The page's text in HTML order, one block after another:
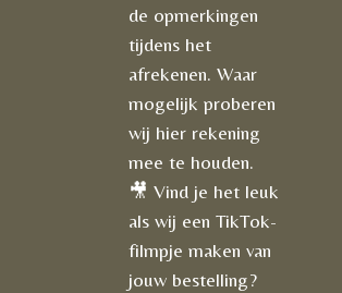
de opmerkingen
tijdens het
afrekenen. Waar
mogelijk proberen
wij hier rekening
mee te houden.
🎥 Vind je het leuk
als wij een TikTok-
filmpje maken van
jouw bestelling?